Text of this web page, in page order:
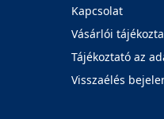
Kapcsolat
Vásárlói
Tájékoztató az
Visszaélés